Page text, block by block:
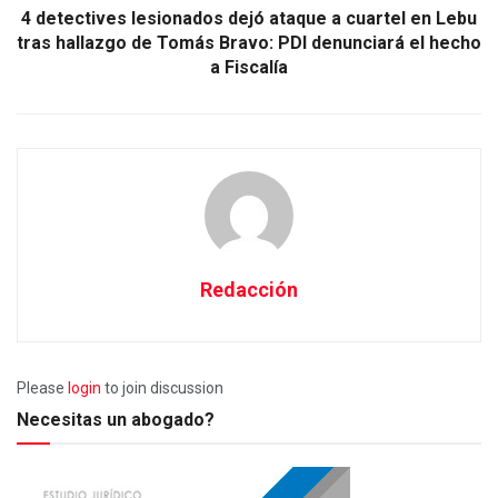
4 detectives lesionados dejó ataque a cuartel en Lebu
tras hallazgo de Tomás Bravo: PDI denunciará el hecho
a Fiscalía
Redacción
Please login to join discussion
Necesitas un abogado?